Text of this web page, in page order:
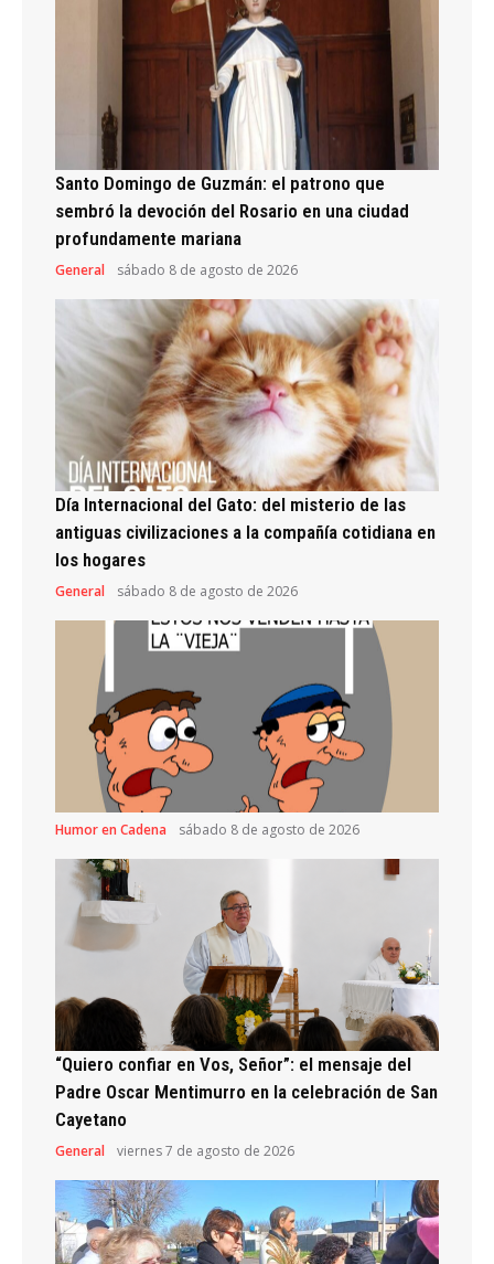
Santo Domingo de Guzmán: el patrono que
sembró la devoción del Rosario en una ciudad
profundamente mariana
General sábado 8 de agosto de 2026
Día Internacional del Gato: del misterio de las
antiguas civilizaciones a la compañía cotidiana en
los hogares
General sábado 8 de agosto de 2026
Humor en Cadena sábado 8 de agosto de 2026
“Quiero confiar en Vos, Señor”: el mensaje del
Padre Oscar Mentimurro en la celebración de San
Cayetano
General viernes 7 de agosto de 2026